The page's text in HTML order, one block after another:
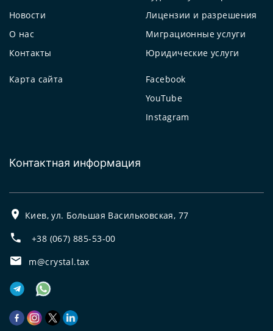
Новости
О нас
Контакты
Лицензии и разрешения
Миграционные услуги
Юридические услуги
Карта сайта
Facebook
YouTube
Instagram
Контактная информация
Киев, ул. Большая Васильковская, 77
+38 (067) 885-53-00
m@crystal.tax